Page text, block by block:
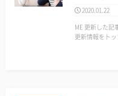
2020.01.22
ME 更新した記事のドコが更新されたのかを伝えたい！ ME あと、
更新情報をトップペー